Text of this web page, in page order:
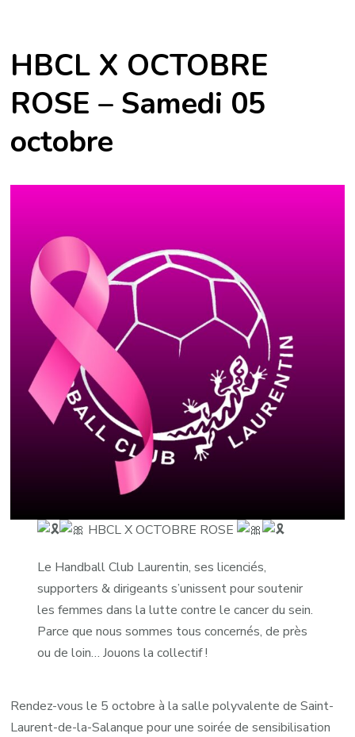
HBCL X OCTOBRE
ROSE – Samedi 05
octobre
HBCL X OCTOBRE ROSE
Le Handball Club Laurentin, ses licenciés,
supporters & dirigeants s’unissent pour soutenir
les femmes dans la lutte contre le cancer du sein.
Parce que nous sommes tous concernés, de près
ou de loin… Jouons la collectif !
Rendez-vous le 5 octobre à la salle polyvalente de Saint-
Laurent-de-la-Salanque pour une soirée de sensibilisation